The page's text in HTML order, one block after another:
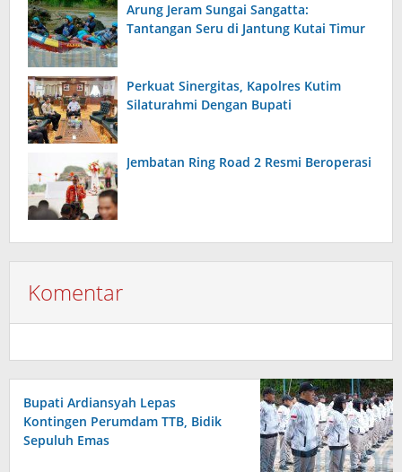
Arung Jeram Sungai Sangatta:
Tantangan Seru di Jantung Kutai Timur
Perkuat Sinergitas, Kapolres Kutim
Silaturahmi Dengan Bupati
Jembatan Ring Road 2 Resmi Beroperasi
Komentar
Bupati Ardiansyah Lepas
Kontingen Perumdam TTB, Bidik
Sepuluh Emas